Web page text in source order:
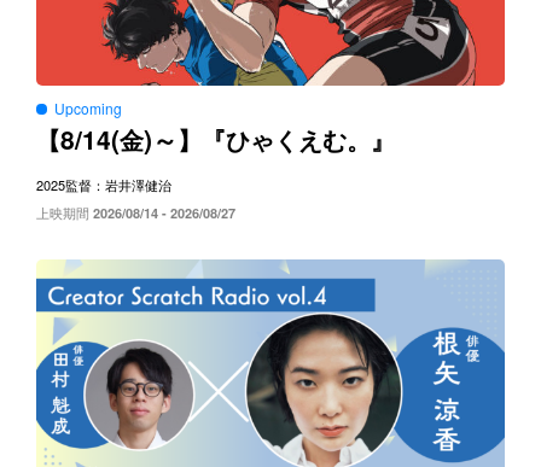
Upcoming
【8/14(金)～】『ひゃくえむ。』
2025監督：岩井澤健治
上映期間 2026/08/14 - 2026/08/27